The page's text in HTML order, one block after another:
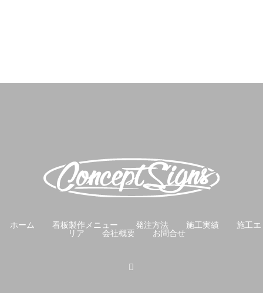
ホーム 看板製作メニュー 発注方法 施工実績
施工エ
リア
会社概要 お問合せ